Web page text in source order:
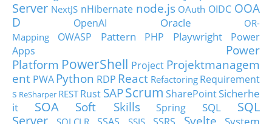
Server NextJS nHibernate node.js OAuth OIDC OOA
D
OpenAI Oracle
OR-
Mapping
OWASP Pattern PHP Playwright
Power
Apps
Power
Platform PowerShell Project Projektmanagem
ent PWA Python RDP React Refactoring Requirement
s ReSharper RESTRust SAPScrum SharePointSicherhe
it
SOA Soft Skills Spring SQL
SQL
Svelte